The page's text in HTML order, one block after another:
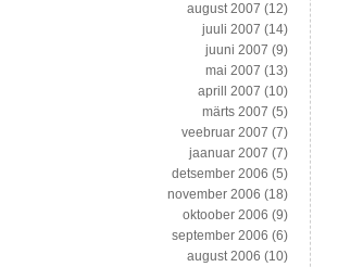
august 2007 (12)
juuli 2007 (14)
juuni 2007 (9)
mai 2007 (13)
aprill 2007 (10)
märts 2007 (5)
veebruar 2007 (7)
jaanuar 2007 (7)
detsember 2006 (5)
november 2006 (18)
oktoober 2006 (9)
september 2006 (6)
august 2006 (10)